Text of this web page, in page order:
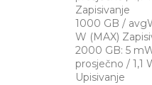
Zapisivanje
1000 GB /
W (MAX)
2000 GB: 5
prosječno / 1,1
Upisivanje